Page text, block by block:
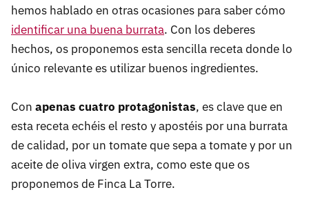
hemos hablado en otras ocasiones para saber cómo
identificar una buena burrata. Con los deberes
hechos, os proponemos esta sencilla receta donde lo
único relevante es utilizar buenos ingredientes.
Con apenas cuatro protagonistas, es clave que en
esta receta echéis el resto y apostéis por una burrata
de calidad, por un tomate que sepa a tomate y por un
aceite de oliva virgen extra, como este que os
proponemos de Finca La Torre.